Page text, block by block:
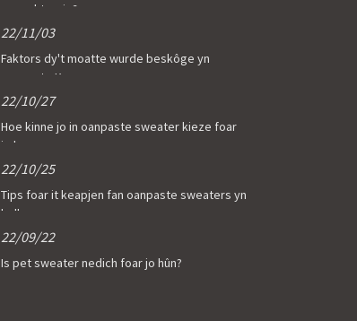
ynspektearje?
22/11/03
Faktors dy't moatte wurde beskôge yn
oanpaste K ...
22/10/27
Hoe kinne jo in oanpaste sweater kieze foar
jo b ...
22/10/25
Tips foar it keapjen fan oanpaste sweaters yn
bulk
22/09/22
Is pet sweater nedich foar jo hûn?